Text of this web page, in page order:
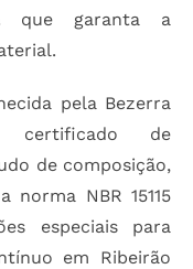
que garanta a
pela Bezerra
certificado de
de composição,
NBR 15115
especiais para
em Ribeirão